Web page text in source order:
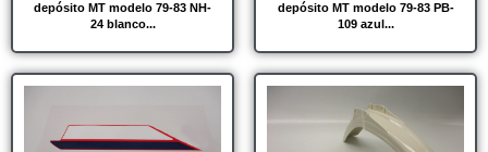
depósito MT modelo 79-83 NH-
24 blanco...
depósito MT modelo 79-83 PB-
109 azul...